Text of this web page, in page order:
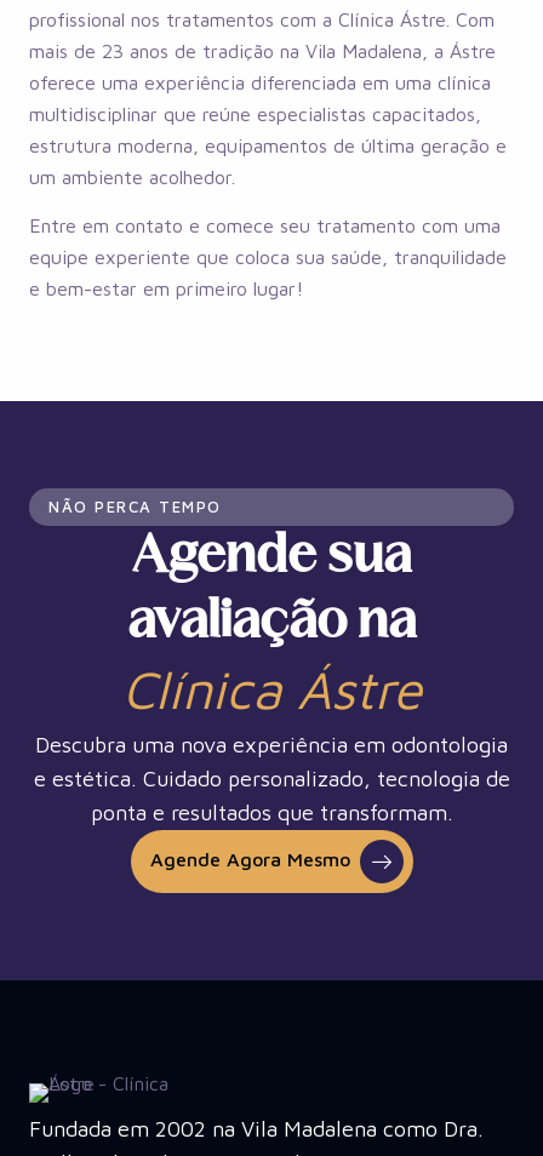
profissional nos tratamentos com a Clínica Ástre. Com
mais de 23 anos de tradição na Vila Madalena, a Ástre
oferece uma experiência diferenciada em uma clínica
multidisciplinar que reúne especialistas capacitados,
estrutura moderna, equipamentos de última geração e
um ambiente acolhedor.
Entre em contato e comece seu tratamento com uma
equipe experiente que coloca sua saúde, tranquilidade
e bem-estar em primeiro lugar!
NÃO PERCA TEMPO
Agende sua
avaliação na
Clínica Ástre
Descubra uma nova experiência em odontologia
e estética. Cuidado personalizado, tecnologia de
ponta e resultados que transformam.
Agende Agora Mesmo
Fundada em 2002 na Vila Madalena como Dra.